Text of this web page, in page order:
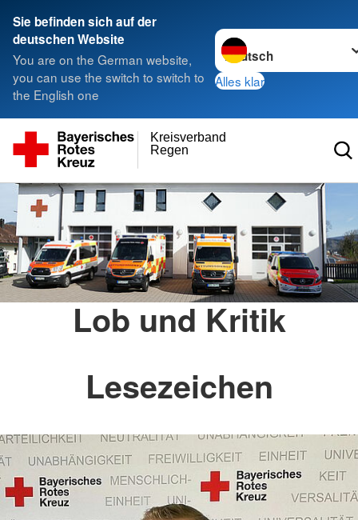
Sie befinden sich auf der
deutschen Website
You are on the German website,
you can use the switch to switch to
the English one
Sprache wechseln zu
Alles klar
Regen
Kreisverband
Lob und Kritik
Lesezeichen